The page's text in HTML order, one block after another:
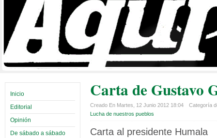
Inicio
Editorial
Opinión
De sábado a sábado
Carta de Gustavo
Creado En Martes, 12 Junio 2012 18:04
Categoría
Lucha de nuestros pueblos
Carta al presidente Humala